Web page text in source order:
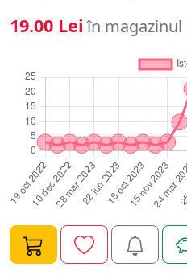
19.00 Lei în magazinul